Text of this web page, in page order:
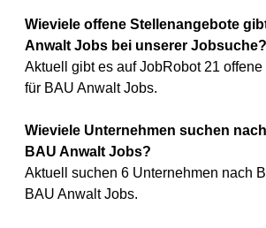
Wieviele offene Stellenangebote
Anwalt Jobs bei unserer Jobsuche?
Aktuell gibt es auf JobRobot 21
für BAU Anwalt Jobs.
Wieviele Unternehmen suchen
BAU Anwalt Jobs?
Aktuell suchen 6 Unternehmen nach
BAU Anwalt Jobs.